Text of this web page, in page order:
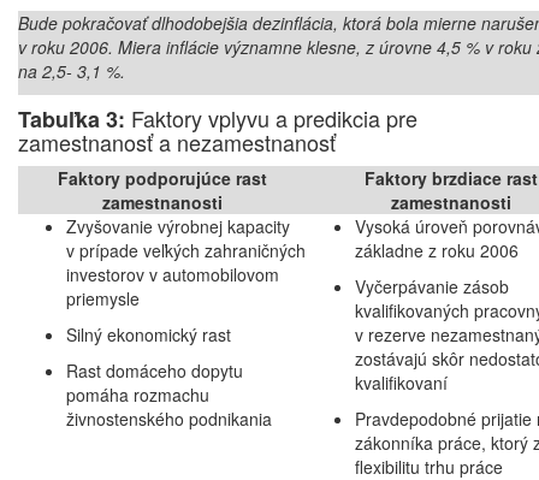
Bude pokračovať dlhodobejšia dezinflácia, ktorá bola mierne
v roku 2006. Miera inflácie významne klesne, z úrovne 4,5 % v roku
na 2,5- 3,1 %.
Tabuľka 3: Faktory vplyvu a predikcia pre
zamestnanosť a nezamestnanosť
Faktory podporujúce rast
zamestnanosti
Faktory brzdiace rast
zamestnanosti
Zvyšovanie výrobnej kapacity
v prípade veľkých zahraničných
investorov v automobilovom
priemysle
Silný ekonomický rast
Rast domáceho dopytu
pomáha rozmachu
živnostenského podnikania
Vysoká úroveň
základne z roku 2006
Vyčerpávanie zásob
kvalifikovaných
v rezerve
zostávajú skôr
kvalifikovaní
Pravdepodobné prijatie
zákonníka práce, ktorý
flexibilitu trhu práce